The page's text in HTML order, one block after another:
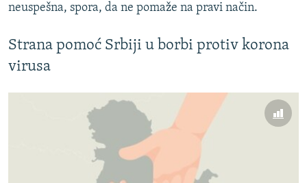
neuspešna, spora, da ne pomaže na pravi način.
Strana pomoć Srbiji u borbi protiv korona
virusa